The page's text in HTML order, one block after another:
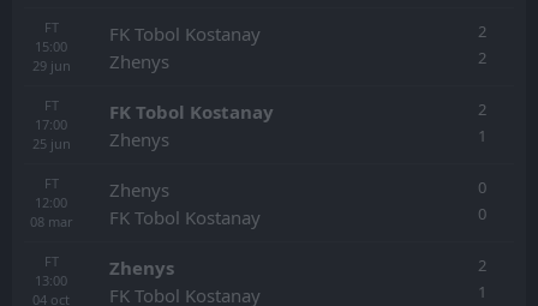
FT
15:00
29 jun
FK Tobol Kostanay
Zhenys
2
2
FT
17:00
25 jun
FK Tobol Kostanay
Zhenys
2
1
FT
12:00
08 mar
Zhenys
FK Tobol Kostanay
0
0
FT
13:00
04 oct
Zhenys
FK Tobol Kostanay
2
1